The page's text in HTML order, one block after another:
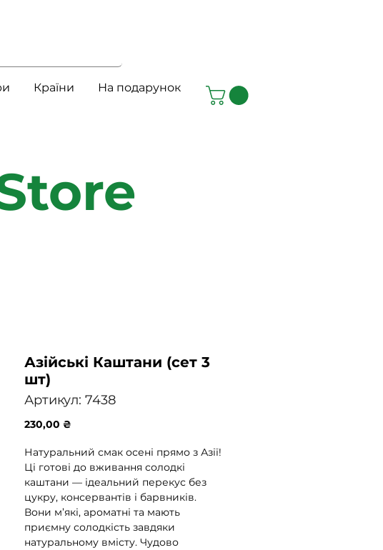
Країни На подарунок
Азійські Каштани (сет 3
шт)
Артикул: 7438
230,00 ₴
Натуральний смак осені прямо з Азії!
Ці готові до вживання солодкі
каштани — ідеальний перекус без
цукру, консервантів і барвників.
Вони м’які, ароматні та мають
приємну солодкість завдяки
натуральному вмісту. Чудово